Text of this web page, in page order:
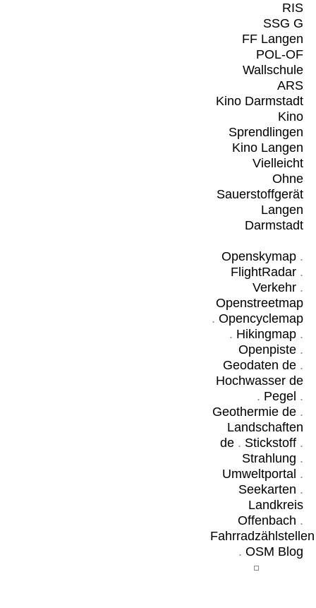
RIS
SSG G
FF Langen
POL-OF
Wallschule
ARS
Kino Darmstadt
Kino
Sprendlingen
Kino Langen
Vielleicht
Ohne
Sauerstoffgerät
Langen
Darmstadt
Openskymap.
FlightRadar.
Verkehr.
Openstreetmap
. Opencyclemap
. Hikingmap.
Openpiste.
Geodaten de.
Hochwasser de
. Pegel .
Geothermie de.
Landschaften
de. Stickstoff.
Strahlung .
Umweltportal .
Seekarten .
Landkreis
Offenbach .
Fahrradzählstellen
. OSM Blog